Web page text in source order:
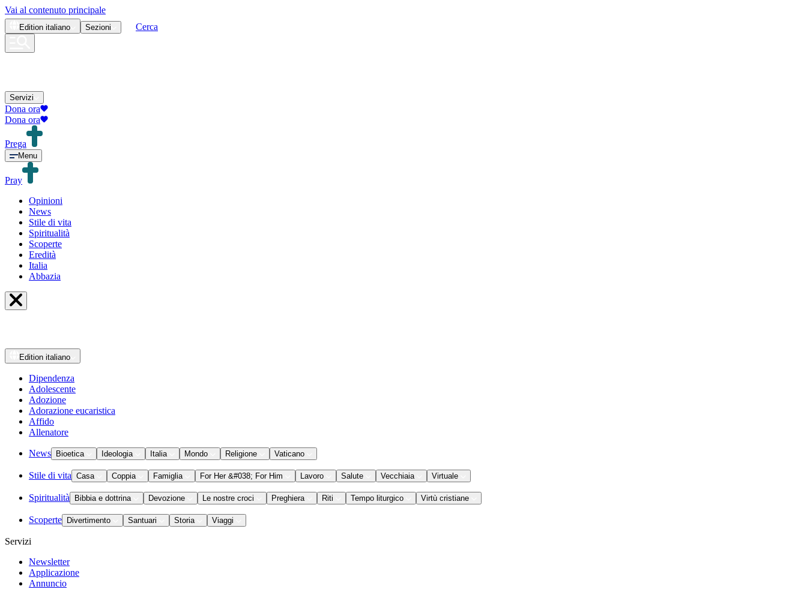
Vai al contenuto principale
Edition italiano Sezioni Cerca
Servizi
Dona ora
Dona ora
Prega
Menu
Pray
Opinioni
News
Stile di vita
Spiritualità
Scoperte
Eredità
Italia
Abbazia
Edition italiano
Dipendenza
Adolescente
Adozione
Adorazione eucaristica
Affido
Allenatore
News Bioetica Ideologia Italia Mondo Religione Vaticano
Stile di vita Casa Coppia Famiglia For Her &#038; For Him Lavoro Salute Vecchiaia Virtuale
Spiritualità Bibbia e dottrina Devozione Le nostre croci Preghiera Riti Tempo liturgico Virtù cristiane
Scoperte Divertimento Santuari Storia Viaggi
Servizi
Newsletter
Applicazione
Annuncio